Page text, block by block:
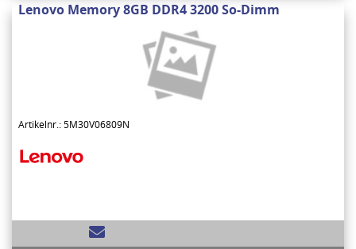
Lenovo Memory 8GB DDR4 3200 So-Dimm
Artikelnr.: 5M30V06809N